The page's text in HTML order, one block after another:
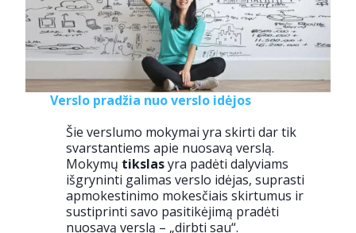
Verslo pradžia nuo verslo idėjos
Šie verslumo mokymai yra skirti dar tik
svarstantiems apie nuosavą verslą.
Mokymų tikslasyra padėti dalyviams
išgryninti galimas verslo idėjas, suprasti
apmokestinimo mokesčiais skirtumus ir
sustiprinti savo pasitikėjimą pradėti
nuosavą verslą – „dirbti sau“.